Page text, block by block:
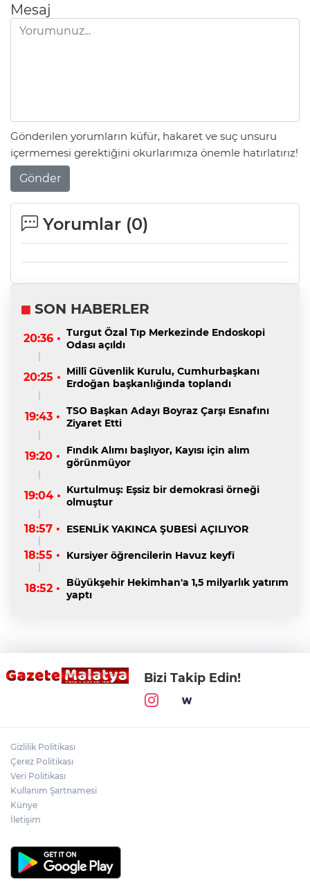
Mesaj
Gönderilen yorumların küfür, hakaret ve suç unsuru
içermemesi gerektiğini okurlarımıza önemle hatırlatırız!
Gönder
Yorumlar (0)
SON HABERLER
20:36 • Turgut Özal Tıp Merkezinde Endoskopi
Odası açıldı
20:25 • Millî Güvenlik Kurulu, Cumhurbaşkanı
Erdoğan başkanlığında toplandı
19:43 • TSO Başkan Adayı Boyraz Çarşı Esnafını
Ziyaret Etti
19:20 •
Fındık Alımı başlıyor, Kayısı için alım
görünmüyor
19:04 • Kurtulmuş: Eşsiz bir demokrasi örneği
olmuştur
18:57 • ESENLİK YAKINCA ŞUBESİ AÇILIYOR
18:55 • Kursiyer öğrencilerin Havuz keyfi
18:52 •
Büyükşehir Hekimhan'a 1,5 milyarlık yatırım
yaptı
Bizi Takip Edin!
Gizlilik Politikası
Çerez Politikası
Veri Politikası
Kullanım Şartnamesi
Künye
İletişim